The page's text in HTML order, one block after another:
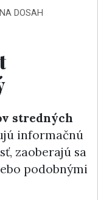
DOSAH
stredných
informačnú
zaoberajú sa
podobnými